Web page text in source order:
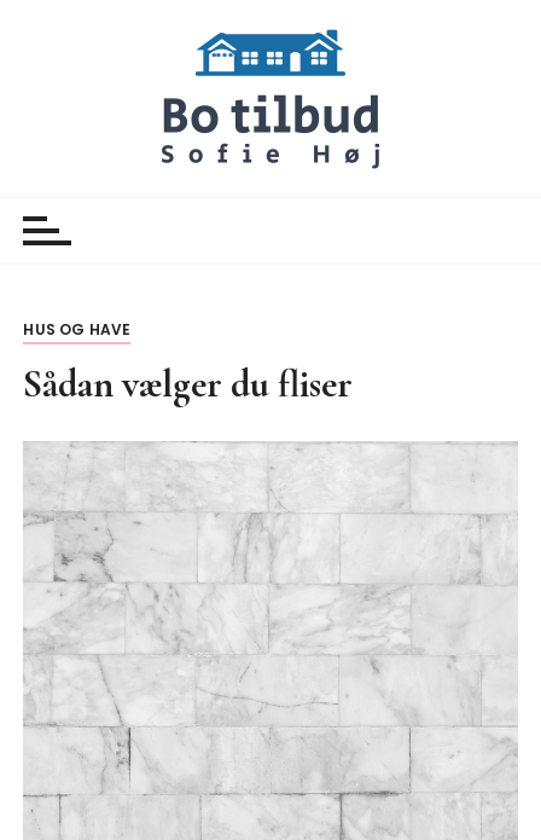
HUS OG HAVE
Sådan vælger du fliser